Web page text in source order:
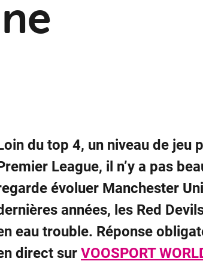
du top 4, un niveau de jeu
League, il n’y a pas
évoluer Manchester
années, les Red
eau trouble. Réponse
direct surVOOSPORT